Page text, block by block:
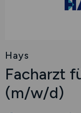
Hays
Facharzt
(m/w/d)